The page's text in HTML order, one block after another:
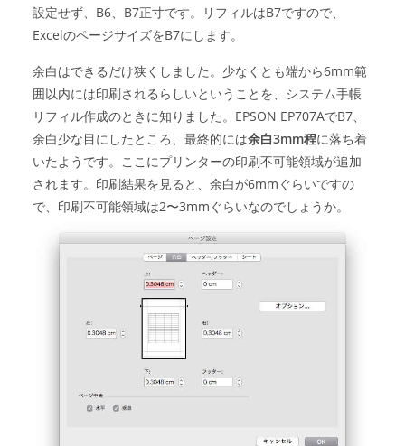
設定せず、B6、B7正寸です。リフィルはB7ですので、
ExcelのページサイズをB7にします。
余白はできるだけ狭くしました。少なくとも端から6mm範
囲以内には印刷されるらしいということを、システム手帳
リフィル作成のときに知りました。EPSON EP707AでB7、
余白少な目にしたところ、最終的には余白3mm程に落ち着
いたようです。ここにプリンターの印刷不可能領域が追加
されます。印刷結果を見ると、余白が6mmぐらいですの
で、印刷不可能領域は2〜3mmぐらいなのでしょうか。